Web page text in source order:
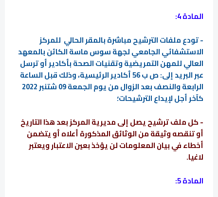
المادة 4:
- تودع ملفات الترشيح مباشرة بالمقر الحالي للمركز
الاستشفائي الجامعي لجهة سوس ماسة الكائن بالمعهد
العالي للمهن التمريضية وتقنيات الصحة بأكادير أو ترسل
عبر البريد إلى: ص ب 56 أكادير الرئيسية، وذلك قبل الساعة
الرابعة والنصف بعد الزوال من يوم الجمعة 09 شتنبر 2022
كآخر أجل لإيداع الترشيحات؛
- كل ملف ترشيح يصل إلى مديرية المركز بعد هذا التاريخ
أو تنقصه وثيقة من الوثائق المذكورة أعلاه أو يتضمن
أخطاء في بيان المعلومات لن يؤخذ بعين الاعتبار ويعتبر
لاغيا.
المادة 5: